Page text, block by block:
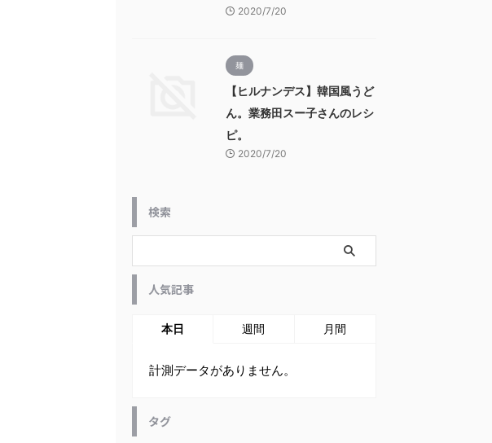
2020/7/20
麺
【ヒルナンデス】韓国風うど
ん。業務田スー子さんのレシ
ピ。
2020/7/20
検索
人気記事
本日 週間 月間
計測データがありません。
タグ